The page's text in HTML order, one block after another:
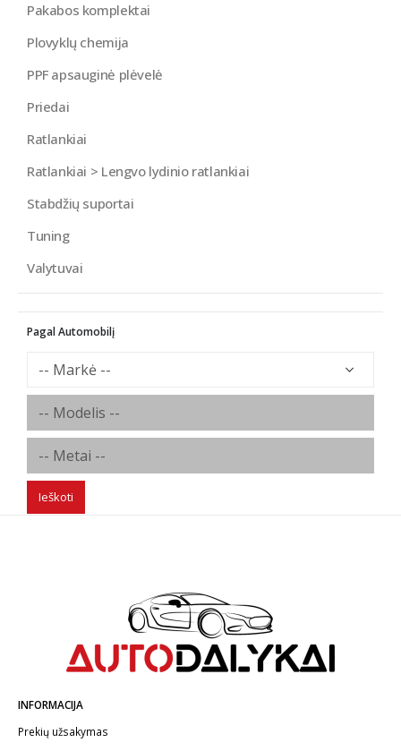
Pakabos komplektai
Plovyklų chemija
PPF apsauginė plėvelė
Priedai
Ratlankiai
Ratlankiai > Lengvo lydinio ratlankiai
Stabdžių suportai
Tuning
Valytuvai
Pagal Automobilį
Ieškoti
INFORMACIJA
Prekių užsakymas